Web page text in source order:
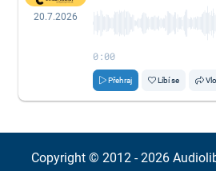
20.7.2026
0:00
Přehraj Líbí se
Copyright © 2012 - 2026